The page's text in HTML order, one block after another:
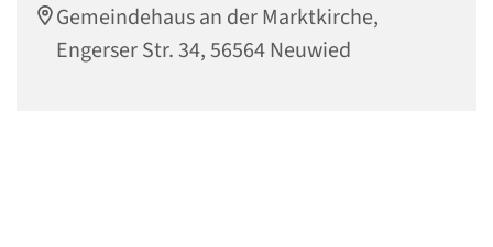
Gemeindehaus an der Marktkirche,
Engerser Str. 34, 56564 Neuwied